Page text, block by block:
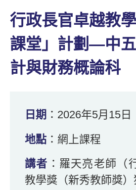
行政長官卓越教
課堂」計劃—中
計與財務概論科
日期 ：2026年5月15日
地點 ：網上課程
講者 ：羅天亮老師（
教學獎（新秀教師獎）